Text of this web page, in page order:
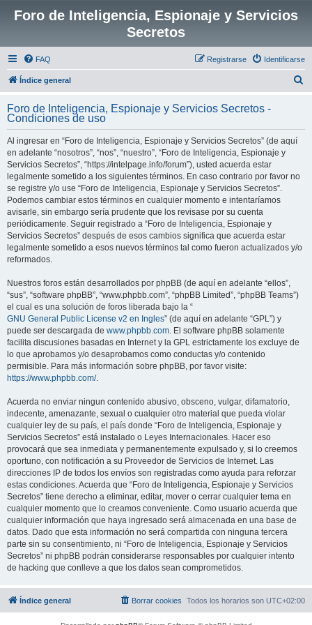
Foro de Inteligencia, Espionaje y Servicios
Secretos
FAQ Identificarse
Registrarse
Índice general
c
Foro de Inteligencia, Espionaje y Servicios Secretos -
Condiciones de uso
Al ingresar en “Foro de Inteligencia, Espionaje y Servicios Secretos” (de aquí
en adelante “nosotros”, “nos”, “nuestro”, “Foro de Inteligencia, Espionaje y
Servicios Secretos”, “https://intelpage.info/forum”), usted acuerda estar
legalmente sometido a los siguientes términos. En caso contrario por favor no
se registre y/o use “Foro de Inteligencia, Espionaje y Servicios Secretos”.
Podemos cambiar estos términos en cualquier momento e intentaríamos
avisarle, sin embargo sería prudente que los revisase por su cuenta
periódicamente. Seguir registrado a “Foro de Inteligencia, Espionaje y
Servicios Secretos” después de esos cambios significa que acuerda estar
legalmente sometido a esos nuevos términos tal como fueron actualizados y/o
reformados.
Nuestros foros están desarrollados por phpBB (de aquí en adelante “ellos”,
“sus”, “software phpBB”, “www.phpbb.com”, “phpBB Limited”, “phpBB Teams”)
el cual es una solución de foros liberada bajo la “
GNU General Public License v2 en Ingles” (de aquí en adelante “GPL”) y
puede ser descargada de www.phpbb.com. El software phpBB solamente
facilita discusiones basadas en Internet y la GPL estrictamente los excluye de
lo que aprobamos y/o desaprobamos como conductas y/o contenido
permisible. Para más información sobre phpBB, por favor visite:
https://www.phpbb.com/.
Acuerda no enviar ningun contenido abusivo, obsceno, vulgar, difamatorio,
indecente, amenazante, sexual o cualquier otro material que pueda violar
cualquier ley de su país, el país donde “Foro de Inteligencia, Espionaje y
Servicios Secretos” está instalado o Leyes Internacionales. Hacer eso
provocará que sea inmediata y permanentemente expulsado y, si lo creemos
oportuno, con notificación a su Proveedor de Servicios de Internet. Las
direcciones IP de todos los envíos son registradas como ayuda para reforzar
estas condiciones. Acuerda que “Foro de Inteligencia, Espionaje y Servicios
Secretos” tiene derecho a eliminar, editar, mover o cerrar cualquier tema en
cualquier momento que lo creamos conveniente. Como usuario acuerda que
cualquier información que haya ingresado será almacenada en una base de
datos. Dado que esta información no será compartida con ninguna tercera
parte sin su consentimiento, ni “Foro de Inteligencia, Espionaje y Servicios
Secretos” ni phpBB podrán considerarse responsables por cualquier intento
de hacking que conlleve a que los datos sean comprometidos.
Índice general Todos los horarios son UTC+02:00
Borrar cookies